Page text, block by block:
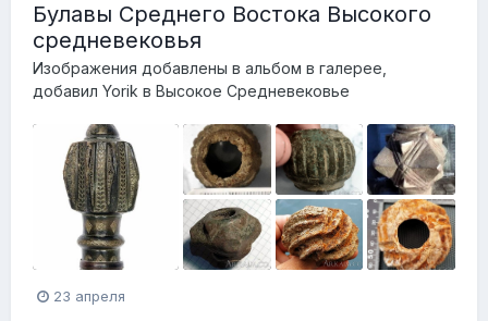
Булавы Среднего Востока Высокого
средневековья
Изображения добавлены в альбом в галерее,
добавил Yorik в Высокое Средневековье
23 апреля